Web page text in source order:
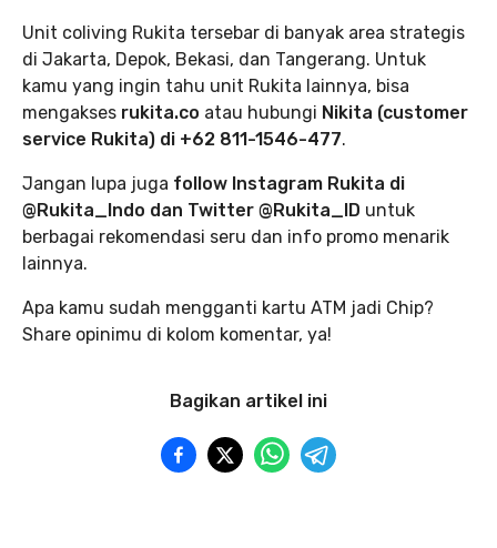
Unit coliving Rukita tersebar di banyak area strategis
di Jakarta, Depok, Bekasi, dan Tangerang. Untuk
kamu yang ingin tahu unit Rukita lainnya, bisa
mengakses rukita.co atau hubungi Nikita (customer
service Rukita) di +62 811-1546-477.
Jangan lupa juga follow Instagram Rukita di
@Rukita_Indo dan Twitter @Rukita_ID untuk
berbagai rekomendasi seru dan info promo menarik
lainnya.
Apa kamu sudah mengganti kartu ATM jadi Chip?
Share opinimu di kolom komentar, ya!
Bagikan artikel ini